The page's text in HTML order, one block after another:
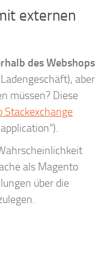
externen
des Webshops
aber
müssen? Diese
Stackexchange
als Magento
über die